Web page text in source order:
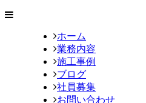
ホーム
業務内容
施工事例
ブログ
社員募集
お問い合わせ